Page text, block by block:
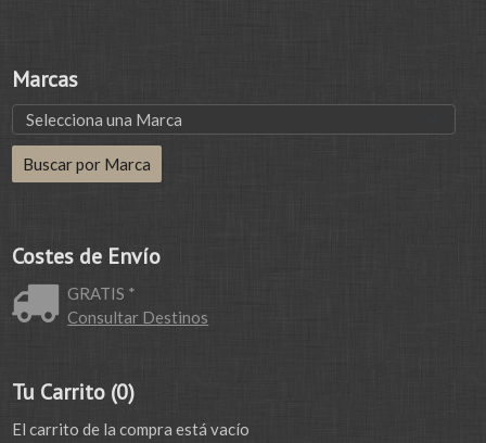
Marcas
Costes de Envío
GRATIS *
Consultar Destinos
Tu Carrito (0)
El carrito de la compra está vacío